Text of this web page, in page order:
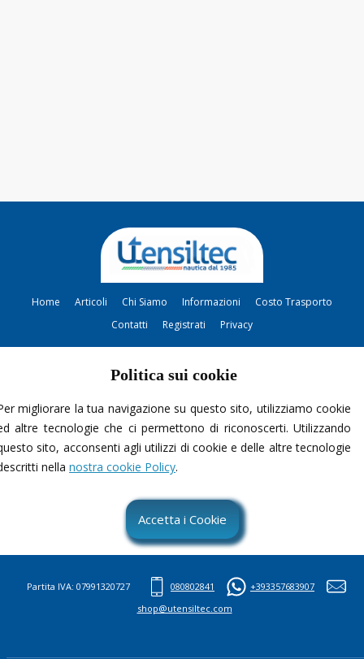
Contattami
Politica sui cookie
migliorare la tua navigazione su questo sito, utilizziamo cookie
altre tecnologie che ci permettono di riconoscerti. Utilizzando
sito, acconsenti agli utilizzi di cookie e delle altre tecnologie
nellanostra cookie Policy.
Accetta i Cookie
Home Articoli Chi Siamo Informazioni
Costo Trasporto
Contatti
Registrati Privacy
Partita IVA: 07991320727 080802841
+393357683907
shop@utensiltec.com